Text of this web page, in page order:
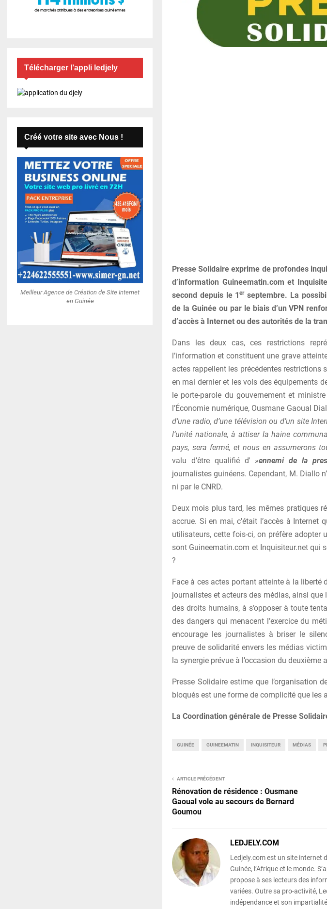
Presse Solidaire exprime de profondes
d’information Guineematin.com et
second depuis le 1erseptembre. La
de la Guinée ou par le biais d’un VPN
d’accès à Internet ou des autorités de la
Dans les deux cas, ces restrictions
l’information et constituent une grave
actes rappellent les précédentes restrictions
en mai dernier et les vols des équipements
le porte-parole du gouvernement et
l’Économie numérique, Ousmane Gaoual
d’une radio, d’une télévision ou d’un site
l’unité nationale, à attiser la haine
pays, sera fermé, et nous en assumerons
valu d’être qualifié d' »ennemi de la
journalistes guinéens. Cependant, M. Diallo
ni par le CNRD.
Deux mois plus tard, les mêmes pratiques
accrue. Si en mai, c’était l’accès à
utilisateurs, cette fois-ci, on préfère adopter
sont Guineematin.com et Inquisiteur.net qui
?
Face à ces actes portant atteinte à la liberté
journalistes et acteurs des médias, ainsi
des droits humains, à s’opposer à toute
des dangers qui menacent l’exercice du
encourage les journalistes à briser le
preuve de solidarité envers les médias
la synergie prévue à l’occasion du deuxième
Presse Solidaire estime que l’organisation
bloqués est une forme de complicité que les
La Coordination générale de Presse
GUINÉE GUINEEMATIN INQUISITEUR MÉDIAS
ARTICLE PRÉCÉDENT
Rénovation de résidence : Ousmane
Gaoual vole au secours de Bernard
Goumou
LEDJELY.COM
Ledjely.com est un site internet
Guinée, l’Afrique et le monde.
propose à ses lecteurs des
variées. Outre sa pro-activité,
indépendance et son
Télécharger l’appli ledjely
Créé votre site avec Nous !
Meilleur Agence de Création de Site Internet
en Guinée